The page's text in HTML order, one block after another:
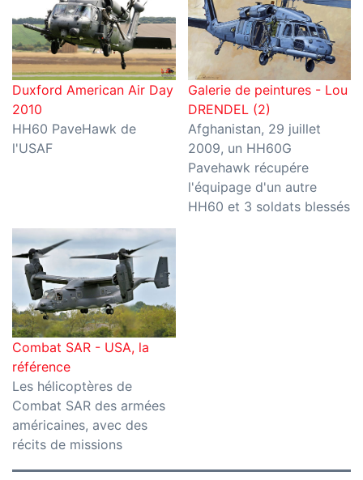
Duxford American Air Day
2010
HH60 PaveHawk de
l'USAF
Galerie de peintures - Lou
DRENDEL (2)
Afghanistan, 29 juillet
2009, un HH60G
Pavehawk récupére
l'équipage d'un autre
HH60 et 3 soldats blessés
Combat SAR - USA, la
référence
Les hélicoptères de
Combat SAR des armées
américaines, avec des
récits de missions